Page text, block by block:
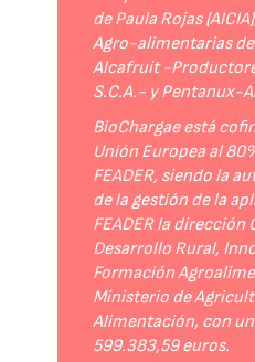
de Paula Rojas
Agro-alimentarias
Alcafruit -
S.C.A.- y Pentanux-
BioChargae está
Unión Europea al
FEADER, siendo la
de la gestión de la
FEADER la dirección
Desarrollo Rural,
Formación
Ministerio de
Alimentación, con
599.383,59 euros.